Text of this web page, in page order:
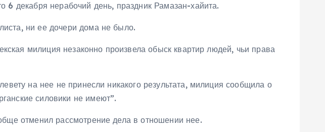
6 декабря нерабочий день, праздник Рамазан-хайита.
ни ее дочери дома не было.
милиция незаконно произвела обыск квартир людей, чьи права
на нее не принесли никакого результата, милиция сообщила о
силовики не имеют”.
отменил рассмотрение дела в отношении нее.